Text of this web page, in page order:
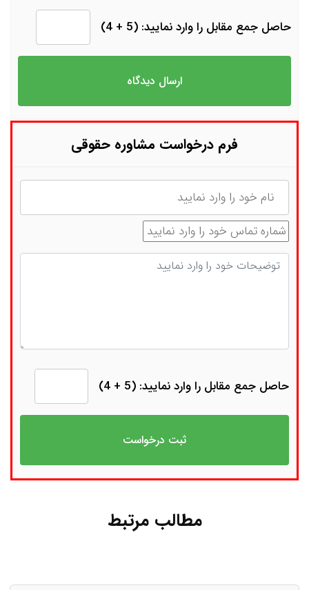
حاصل جمع مقابل را وارد نمایید: (5 + 4)
فرم درخواست مشاوره حقوقی
نام
شماره تماس
توضیحات
حاصل جمع مقابل را وارد نمایید: (5 + 4)
مطالب مرتبط